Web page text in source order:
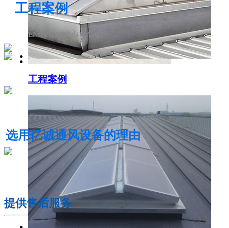
电动采光排烟天窗
工程案例
工程案例
ENGINEERING CASE
选用亿诚通风设备的理由
提供售后服务